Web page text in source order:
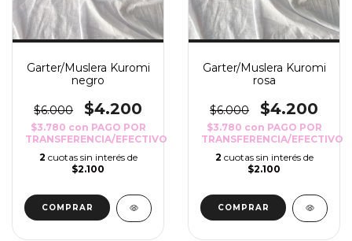
Garter/Muslera Kuromi
negro
$6.000 $4.200
$3.780 con PAGO POR
TRANSFERENCIA/EFECTIVO
2 cuotas sin interés de
$2.100
COMPRAR
Garter/Muslera Kuromi
rosa
$6.000 $4.200
$3.780 con PAGO POR
TRANSFERENCIA/EFECTIVO
2 cuotas sin interés de
$2.100
COMPRAR